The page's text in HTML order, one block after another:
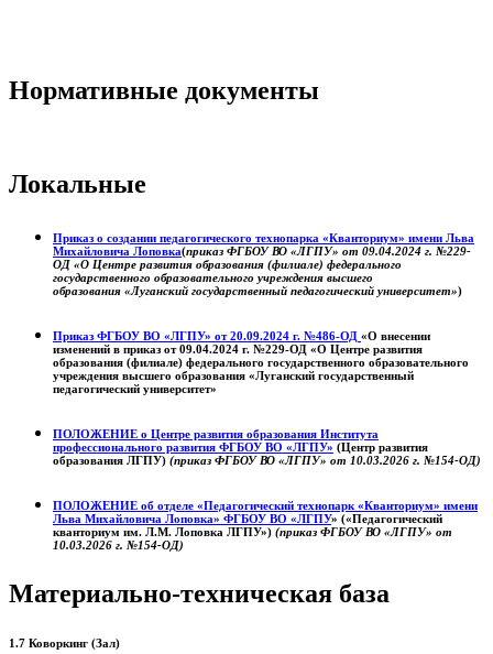
Нормативные документы
Локальные
Приказ о создании педагогического технопарка «Кванториум» имени Льва
Михайловича Лоповка(приказ ФГБОУ ВО «ЛГПУ» от 09.04.2024 г. №229-
ОД «О Центре развития образования (филиале) федерального
государственного образовательного учреждения высшего
образования «Луганский государственный педагогический университет»)
Приказ ФГБОУ ВО «ЛГПУ» от 20.09.2024 г. №486-ОД «О внесении
изменений в приказ от 09.04.2024 г. №229-ОД «О Центре развития
образования (филиале) федерального государственного образовательного
учреждения высшего образования «Луганский государственный
педагогический университет»
ПОЛОЖЕНИЕ о Центре развития образования Института
профессионального развития ФГБОУ ВО «ЛГПУ» (Центр развития
образования ЛГПУ) (приказ ФГБОУ ВО «ЛГПУ» от 10.03.2026 г. №154-ОД)
ПОЛОЖЕНИЕ об отделе «Педагогический технопарк «Кванториум» имени
Льва Михайловича Лоповка» ФГБОУ ВО «ЛГПУ» («Педагогический
кванториум им. Л.М. Лоповка ЛГПУ») (приказ ФГБОУ ВО «ЛГПУ» от
10.03.2026 г. №154-ОД)
Материально-техническая база
1.7 Коворкинг (Зал)